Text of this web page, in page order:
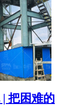
把困难的